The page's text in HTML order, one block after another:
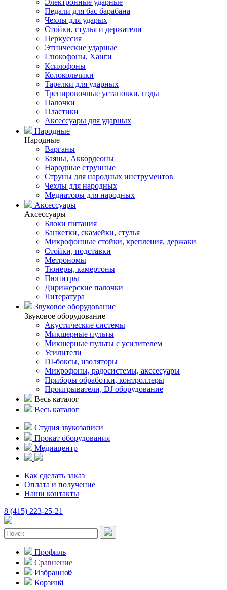
Электронные ударные
Педали для бас барабана
Чехлы для ударых
Стойки, стулья и держатели
Перкуссия
Этнические ударные
Глюкофоны, Ханги
Ксилофоны
Колокольчики
Тарелки для ударных
Тренировочные установки, пэды
Палочки
Пластики
Аксессуары для ударных
Народные
Народные
Варганы
Баяны, Аккордеоны
Народные струнные
Струны для народных инструментов
Чехлы для народных
Медиаторы для народных
Аксессуары
Аксессуары
Блоки питания
Банкетки, скамейки, стулья
Микрофонные стойки, крепления, держаки
Стойки, подставки
Метрономы
Тюнеры, камертоны
Пюпитры
Дирижерские палочки
Литература
Звуковое оборудование
Звуковое оборудование
Акустические системы
Микшерные пульты
Микшерные пульты с усилителем
Усилители
DI-боксы, изоляторы
Микрофоны, радосистемы, акссесуары
Приборы обработки, контроллеры
Проигрыватели, DJ оборудование
Весь каталог
Весь каталог
Студия звукозаписи
Прокат оборудования
Медиацентр
Как сделать заказ
Оплата и получение
Наши контакты
8 (415) 223-25-21
Профиль
Сравнение
Избранное
0
Корзина
0